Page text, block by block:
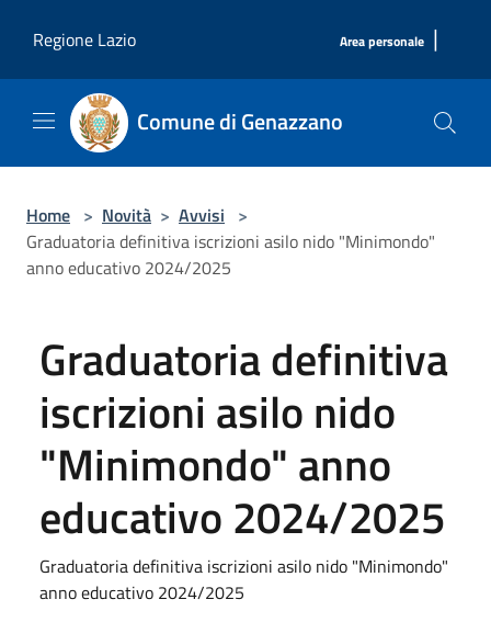
Regione Lazio
Area personale |
Comune di Genazzano
Home > Novità > Avvisi >
Graduatoria definitiva iscrizioni asilo nido "Minimondo"
anno educativo 2024/2025
Graduatoria definitiva
iscrizioni asilo nido
"Minimondo" anno
educativo 2024/2025
Graduatoria definitiva iscrizioni asilo nido "Minimondo"
anno educativo 2024/2025